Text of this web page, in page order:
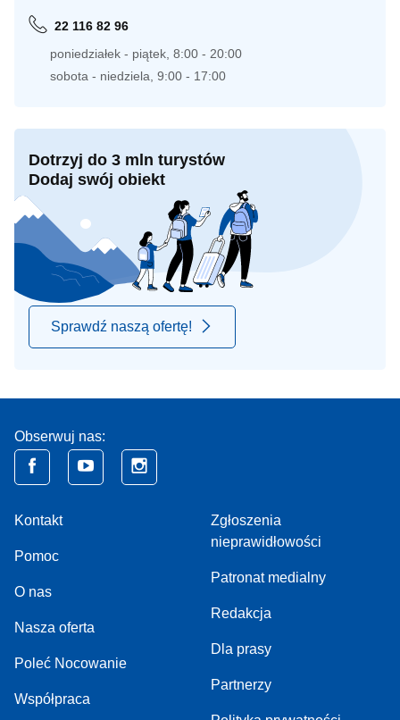
22 116 82 96
poniedziałek - piątek, 8:00 - 20:00
sobota - niedziela, 9:00 - 17:00
Dotrzyj do 3 mln turystów
Dodaj swój obiekt
Sprawdź naszą ofertę!
Obserwuj nas:
Kontakt
Pomoc
O nas
Nasza oferta
Poleć Nocowanie
Współpraca
Zgłoszenia
nieprawidłowości
Patronat medialny
Redakcja
Dla prasy
Partnerzy